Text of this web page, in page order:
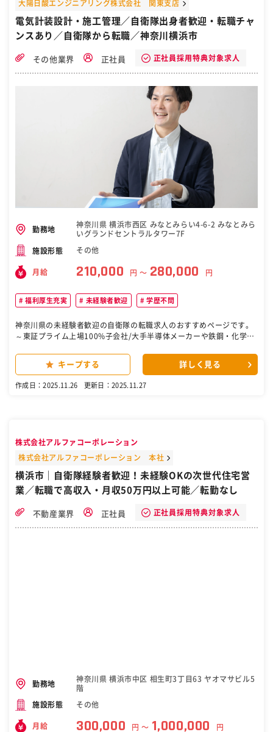
大陽日酸エンジニアリング株式会社 関東支店
電気計装設計・施工管理／自衛隊出身者歓迎・転職チャ
ンスあり／自衛隊から転職／神奈川横浜市
その他業界 正社員 正社員採用特典対象求人
勤務地
神奈川県 横浜市西区 みなとみらい4-6-2 みなとみら
いグランドセントラルタワー7F
施設形態 その他
月給 210,000 円 〜 280,000 円
福利厚生充実 未経験者歓迎 学歴不問
神奈川県の未経験者歓迎の自衛隊の転職求人のおすすめページです。
～東証プライム上場100%子会社/大手半導体メーカーや鉄鋼・化学メ
均18H/借上社宅制度有～ ◎電気主任技術者や電気施工管理からキャ
リアチェンジ可能！資格取得支援も充実 ◎設計～工程管理まで一気通
きやすい環境 ■採用背景： 同社は大陽日酸株式会社の関係会社の中で
ト（大手半導体メーカー）へ生産設備の設置工事を行うため、電気・
計装設備の設計を行います。顧客先より入手した仕様書や自社で作成
気・計装設備の設計を行います。受注後は工事の段取りや現場へ赴き
施工管理を行います。 ■配属部署： 電気計装課 ■同社の特徴： 同社
ら超高圧、極低温から高温、少量から大量と、様々なニーズに沿った
キープする 詳しく見る
作成日：2025.11.26 更新日：2025.11.27
株式会社アルファコーポレーション
株式会社アルファコーポレーション 本社
横浜市｜自衛隊経験者歓迎！未経験OKの次世代住宅営
業／転職で高収入・月収50万円以上可能／転勤なし
不動産業界 正社員 正社員採用特典対象求人
勤務地
神奈川県 横浜市中区 相生町3丁目63 ヤオマサビル5
階
施設形態 その他
月給 300,000 円 〜 1,000,000 円